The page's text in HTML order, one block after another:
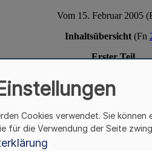
Cookies verwendet. Sie können
für die Verwendung der Seite